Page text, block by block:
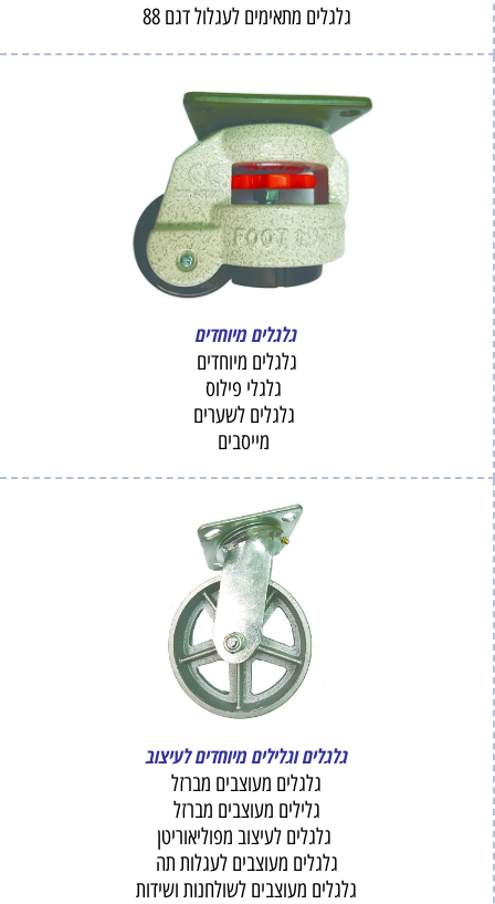
גלגלים מתאימים לעגלול דגם 88
גלגלים מיוחדים
גלגלים מיוחדים
גלגלי פילוס
גלגלים לשערים
מייסבים
גלגלים וגלילים מיוחדים לעיצוב
גלגלים מעוצבים מברזל
גלילים מעוצבים מברזל
גלגלים לעיצוב מפוליאוריטן
גלגלים מעוצבים לעגלות תה
גלגלים מעוצבים לשולחנות ושידות